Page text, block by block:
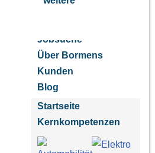
Jobsuche
Über Bormens
Kunden
Blog
Startseite
Kernkompetenzen